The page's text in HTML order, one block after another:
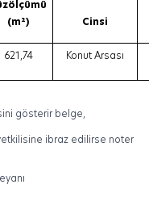
(m²)
Cinsi
621,74 Konut Arsası
gösterir belge,
ibraz edilirse noter